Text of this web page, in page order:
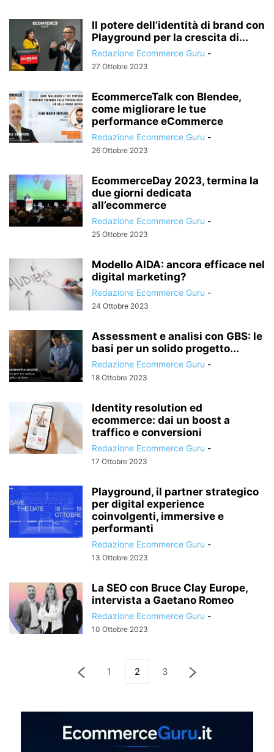
Il potere dell’identità di brand con
Playground per la crescita di...
Redazione Ecommerce Guru -
27 Ottobre 2023
EcommerceTalk con Blendee,
come migliorare le tue
performance eCommerce
Redazione Ecommerce Guru -
26 Ottobre 2023
EcommerceDay 2023, termina la
due giorni dedicata
all’ecommerce
Redazione Ecommerce Guru -
25 Ottobre 2023
Modello AIDA: ancora efficace nel
digital marketing?
Redazione Ecommerce Guru -
24 Ottobre 2023
Assessment e analisi con GBS: le
basi per un solido progetto...
Redazione Ecommerce Guru -
18 Ottobre 2023
Identity resolution ed
ecommerce: dai un boost a
traffico e conversioni
Redazione Ecommerce Guru -
17 Ottobre 2023
Playground, il partner strategico
per digital experience
coinvolgenti, immersive e
performanti
Redazione Ecommerce Guru -
13 Ottobre 2023
La SEO con Bruce Clay Europe,
intervista a Gaetano Romeo
Redazione Ecommerce Guru -
10 Ottobre 2023
1 2 3